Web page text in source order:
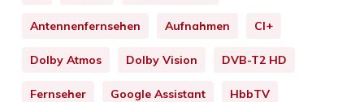
Antennenfernsehen Aufnahmen CI+
Dolby Atmos Dolby Vision DVB-T2 HD
Fernseher Google Assistant HbbTV